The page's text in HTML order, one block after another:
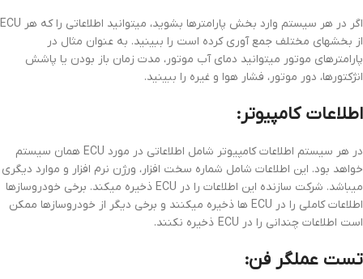
اگر در هر سیستم وارد بخش پارامترها بشوید، میتوانید اطلاعاتی را که هر ECU
از بخشهای مختلف جمع آوری کرده است را ببینید. به عنوان مثال در
پارامترهای موتور میتوانید دمای آب موتور، مدت زمان باز بودن یا پاشش
انژکتورها، دور موتور، فشار هوا و غیره را ببینید.
اطلاعات کامپیوتر:
در هر سیستم اطلاعات کامپیوتر شامل اطلاعاتی در مورد ECU همان سیستم
خواهد بود. این اطلاعات شامل شماره سخت افزار، ورژن نرم افزار و موارد دیگری
میباشد. شرکت سازنده این اطلاعات را در ECU ذخیره میکند. برخی خودروسازها
اطلاعات کاملی را در ECU ها ذخیره میکنند و برخی دیگر از خودروسازها ممکن
است اطلاعات چندانی را در ECU ذخیره نکنند.
تست عملگر فن: